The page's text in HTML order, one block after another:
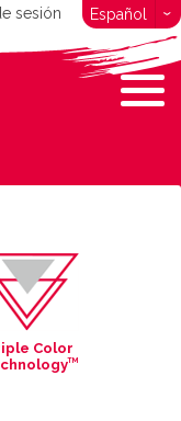
sesión Español
Color
TM